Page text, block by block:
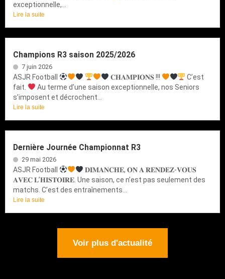
exceptionnelle,...
Lire la suite
Champions R3 saison 2025/2026
7 juin 2026
ASJR Football 𝐂𝐇𝐀𝐌𝐏𝐈𝐎𝐍𝐒 !!!
C’est
fait.
Au terme d’une saison exceptionnelle, nos Seniors
s’imposent et décrochent...
Lire la suite
Dernière Journée Championnat R3
29 mai 2026
ASJR Football
𝐃𝐈𝐌𝐀𝐍𝐂𝐇𝐄, 𝐎𝐍 𝐀 𝐑𝐄𝐍𝐃𝐄𝐙-𝐕𝐎𝐔𝐒
𝐀𝐕𝐄𝐂 𝐋’𝐇𝐈𝐒𝐓𝐎𝐈𝐑𝐄. Une saison, ce n’est pas seulement des
matchs. C’est des entraînements...
Lire la suite
Voir plus d'actualité